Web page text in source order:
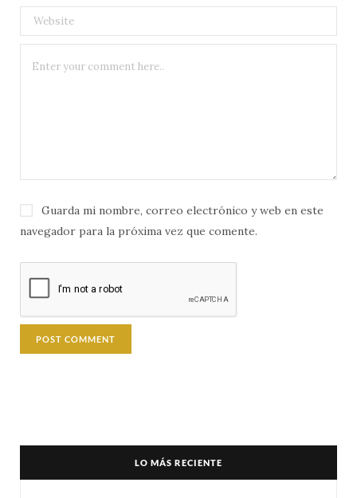
Guarda mi nombre, correo electrónico y web en este
navegador para la próxima vez que comente.
LO MÁS RECIENTE